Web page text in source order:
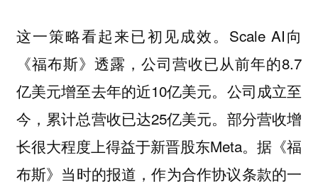
这一策略看起来已初见成效。Scale AI向
《福布斯》透露，公司营收已从前年的8.7
亿美元增至去年的近10亿美元。公司成立至
今，累计总营收已达25亿美元。部分营收增
长很大程度上得益于新晋股东Meta。据《福
布斯》当时的报道，作为合作协议条款的一